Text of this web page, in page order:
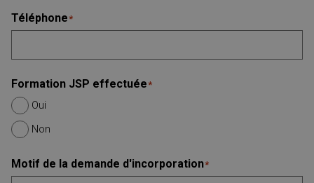
Téléphone*
Formation JSP effectuée*
Oui
Non
Motif de la demande d'incorporation*